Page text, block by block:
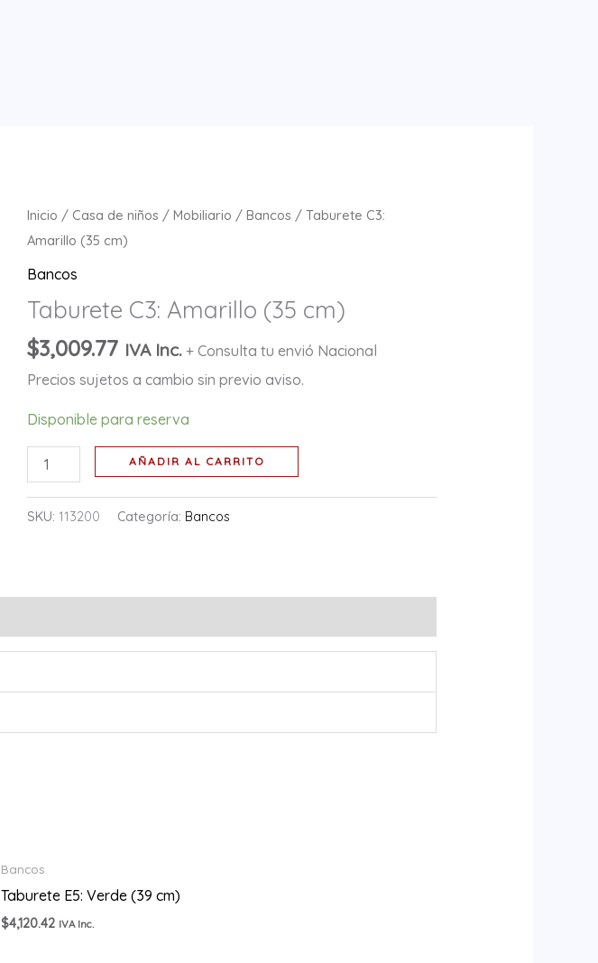
Inicio / Casa de niños /Mobiliario /Bancos / Taburete C3:
Amarillo (35 cm)
Bancos
Taburete C3: Amarillo (35 cm)
$3,009.77 IVA Inc. + Consulta tu envió Nacional
Precios sujetos a cambio sin previo aviso.
Disponible para reserva
Taburete
C3:
Amarillo
cm)
cantidad
AÑADIR AL CARRITO
SKU:113200 Categoría: Bancos
Bancos
Taburete E5: Verde (39 cm)
$4,120.42 IVA Inc.